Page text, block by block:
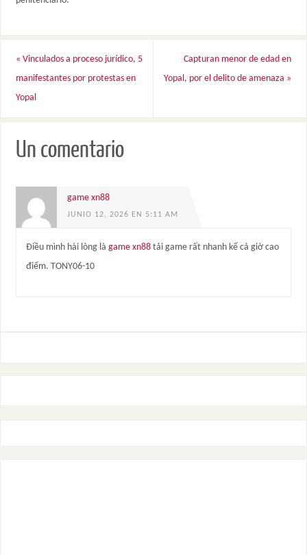
« Vinculados a proceso jurídico, 5
manifestantes por protestas en
Yopal
Capturan menor de edad en
Yopal, por el delito de amenaza »
Un comentario
game xn88
JUNIO 12, 2026 EN 5:11 AM
Điều mình hài lòng là game xn88tải game rất nhanh kể cả giờ cao
điểm. TONY06-10